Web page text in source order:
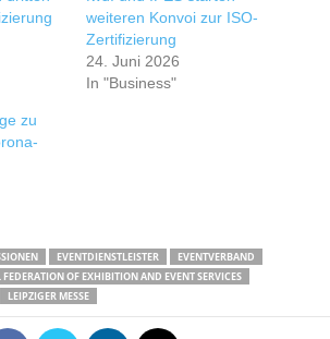
weiteren Konvoi zur ISO-
Zertifizierung
24. Juni 2026
In "Business"
zu
EVENTDIENSTLEISTER
EVENTVERBAND
OF EXHIBITION AND EVENT SERVICES
LEIPZIGER MESSE